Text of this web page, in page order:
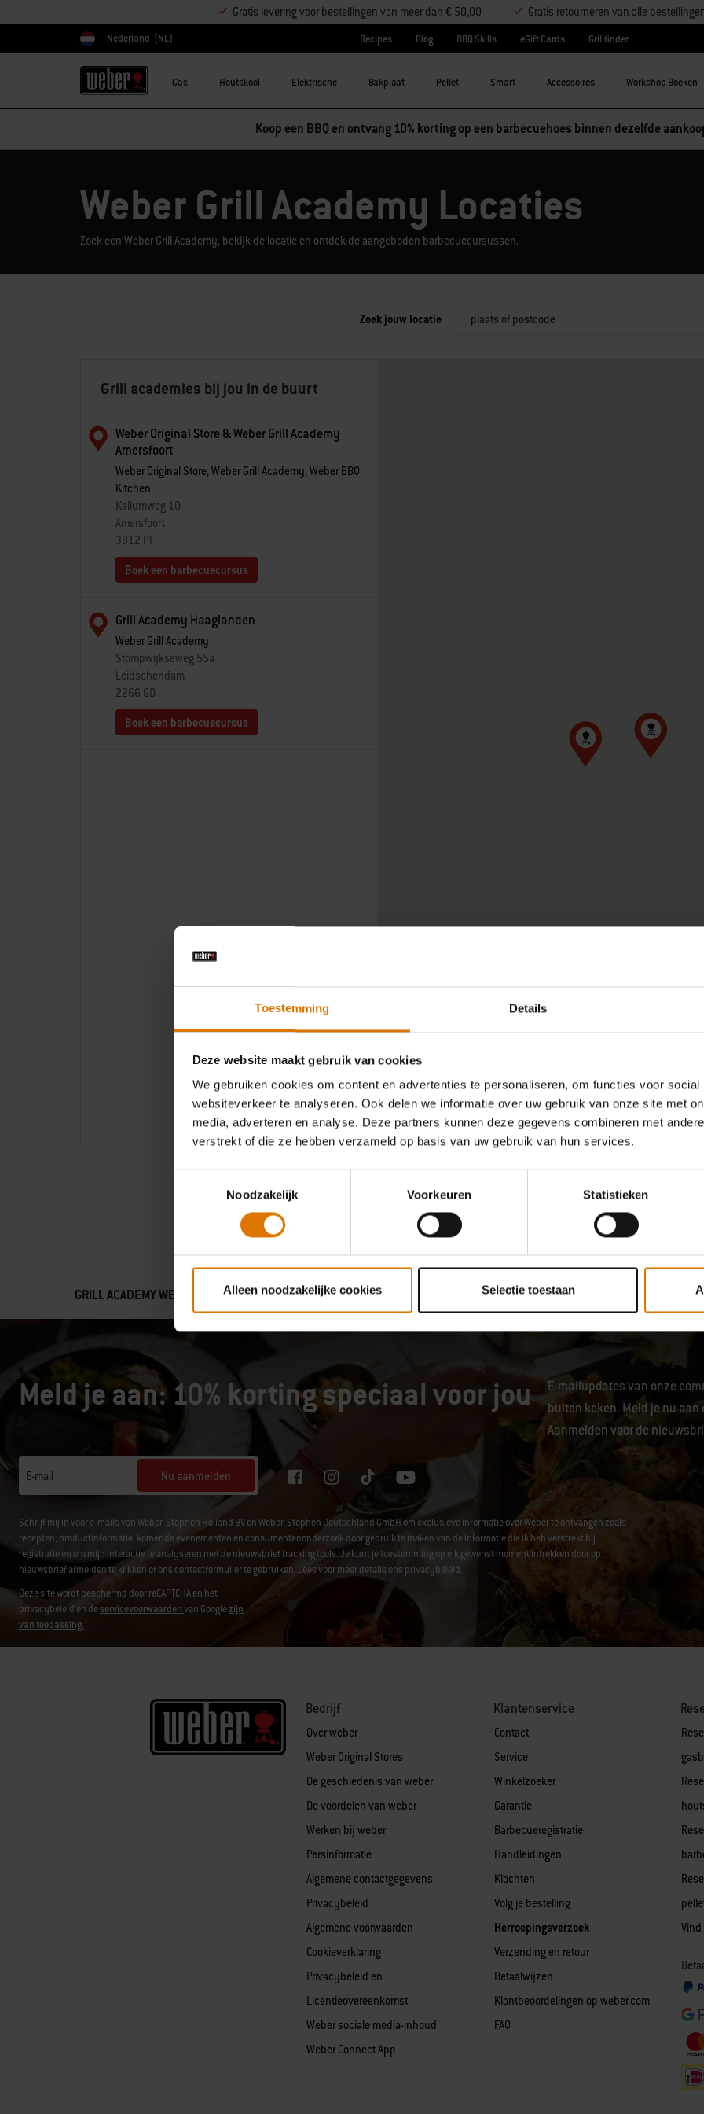
Toestemming Details
Deze website maakt gebruik van cookies
We gebruiken cookies om content en advertenties te personaliseren, om functies voor
websiteverkeer te analyseren. Ook delen we informatie over uw gebruik van onze site met
media, adverteren en analyse. Deze partners kunnen deze gegevens combineren met
verstrekt of die ze hebben verzameld op basis van uw gebruik van hun services.
Noodzakelijk
Voorkeuren Statistieken
Alleen noodzakelijke cookies Selectie toestaan
Gratis levering voor bestellingen van meer dan € 50,00 Gratis retourneren van alle
Kies land
Nederland (NL) Recipes Blog BBQ Skills eGift Cards Grillfinder
Gas Houtskool Elektrische Bakplaat Pellet Smart Accessoires Workshop Boeken
Koop een BBQ en ontvang 10% korting op een barbecuehoes binnen dezelfde
Weber Grill Academy Locaties
Zoek een Weber Grill Academy, bekijk de locatie en ontdek de aangeboden barbecuecursussen.
Zoek jouw locatie
Grill academies bij jou in de buurt
Weber Original Store & Weber Grill Academy
Amersfoort
Weber Original Store, Weber Grill Academy, Weber BBQ
Kitchen
Kaliumweg 10
Amersfoort
3812 PT
Boek een barbecuecursus
Grill Academy Haaglanden
Weber Grill Academy
Stompwijkseweg 55a
Leidschendam
2266 GD
Boek een barbecuecursus
GRILL ACADEMY WEBER
Leg meer dan alleen worstjes op je barbecue! Ontdek
verrassende recepten, de Weber manier van grillen, de
nieuwste barbecuetechnieken en word zelf een barbecue-
expert met de hulp van onze Weber Grill Masters.
Meld je aan: 10% korting speciaal voor jou
E-mailupdates van onze
buiten koken. Meld je nu
Aanmelden voor de
E-mail Nu aanmelden
Schrijf mij in voor e-mails van Weber-Stephen Holland BV en Weber-Stephen Deutschland GmbH om exclusieve informatie over Weber te ontvangen zoals
recepten, productinformatie, komende evenementen en consumentenonderzoek door gebruik te maken van de informatie die ik heb verstrekt bij
registratie en om mijn interactie te analyseren met de nieuwsbrief tracking tools. Je kunt je toestemming op elk gewenst moment intrekken door op
nieuwsbrief afmeldente klikken of ons contactformulierte gebruiken. Lees voor meer details ons privacybeleid.
Deze site wordt beschermd door reCAPTCHA en het
privacybeleid en deservicevoorwaardenvan Googlezijn
van toepassing.
Bedrijf
Over weber
Weber Original Stores
De geschiedenis van weber
De voordelen van weber
Werken bij weber
Persinformatie
Algemene contactgegevens
Privacybeleid
Algemene voorwaarden
Cookieverklaring
Privacybeleid en
Licentieovereenkomst -
Weber sociale media-inhoud
Weber Connect App
Klantenservice
Contact
Service
Winkelzoeker
Garantie
Barbecueregistratie
Handleidingen
Klachten
Volg je bestelling
Herroepingsverzoek
Verzending en retour
Betaalwijzen
Klantbeoordelingen op weber.com
FAQ